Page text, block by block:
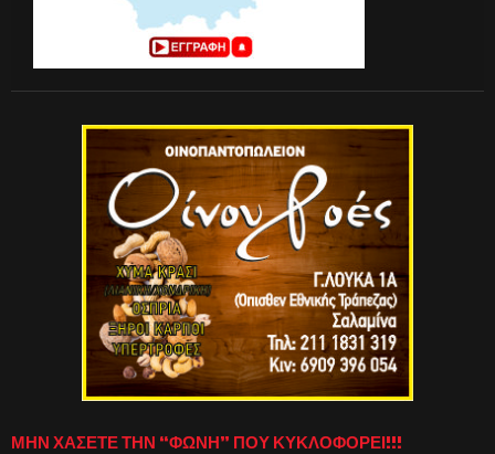
ΜΗΝ ΧΑΣΕΤΕ ΤΗΝ “ΦΩΝΗ” ΠΟΥ ΚΥΚΛΟΦΟΡΕΙ!!!